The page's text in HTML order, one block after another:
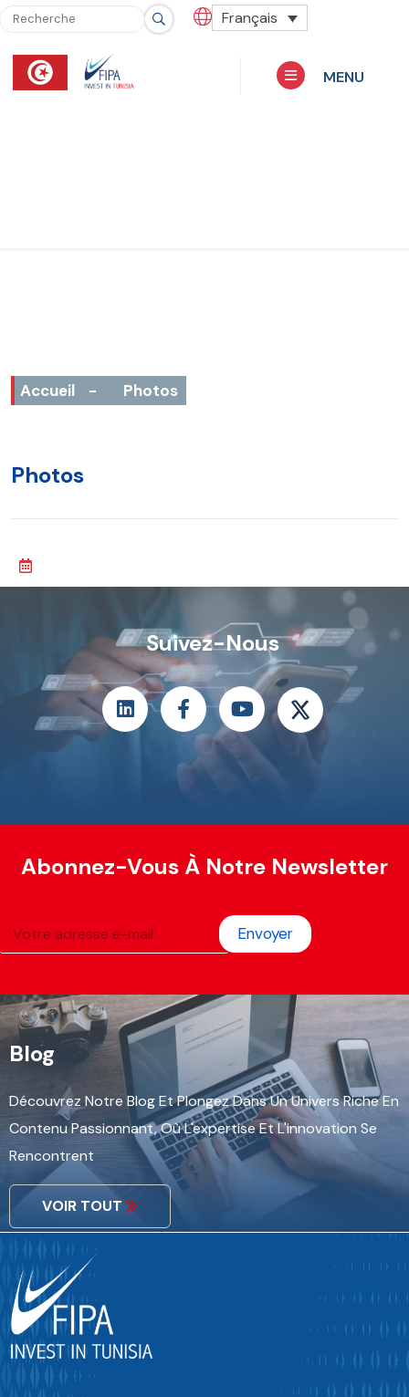
Français
MENU
Accueil - Photos
Photos
Suivez-Nous
Abonnez-Vous À Notre Newsletter
Envoyer
Blog
Découvrez Notre Blog Et Plongez Dans Un Univers Riche En
Contenu Passionnant, Où L'expertise Et L'innovation Se
Rencontrent
VOIR TOUT